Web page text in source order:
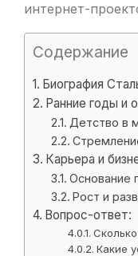
интернет-
Содержание
Биография
Ранние годы и
Детство в
Карьера и
Основание
Рост и
Вопрос-ответ:
Какие